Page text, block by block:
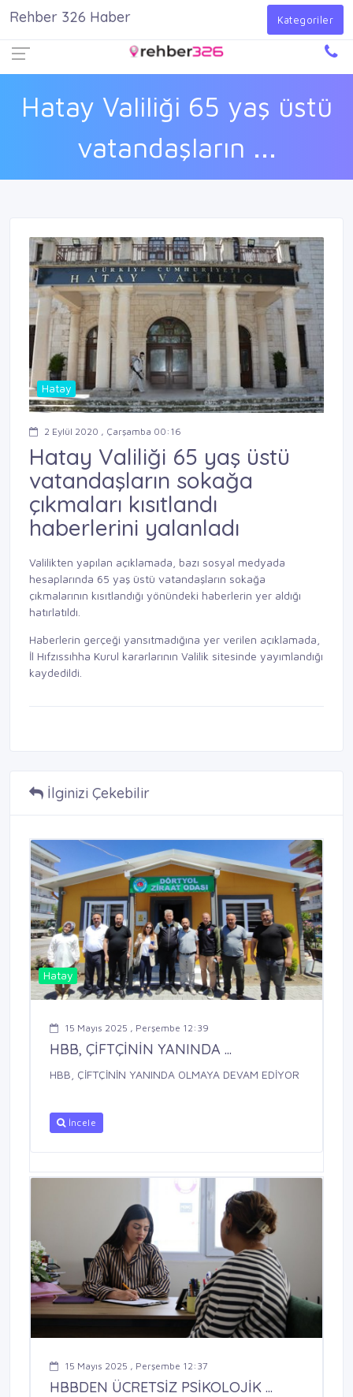
Giriş Yap
Hatay Valiliği 65 yaş üstü
vatandaşların ...
Rehber 326 Haber Kategoriler
Hatay
2 Eylül 2020 , Çarşamba 00:16
Hatay Valiliği 65 yaş üstü
vatandaşların sokağa
çıkmaları kısıtlandı
haberlerini yalanladı
Valilikten yapılan açıklamada, bazı sosyal medyada
hesaplarında 65 yaş üstü vatandaşların sokağa
çıkmalarının kısıtlandığı yönündeki haberlerin yer aldığı
hatırlatıldı.
Haberlerin gerçeği yansıtmadığına yer verilen açıklamada,
İl Hıfzıssıhha Kurul kararlarının Valilik sitesinde yayımlandığı
kaydedildi.
İlginizi Çekebilir
Hatay
15 Mayıs 2025 , Perşembe 12:39
HBB, ÇİFTÇİNİN YANINDA ...
HBB, ÇİFTÇİNİN YANINDA OLMAYA DEVAM EDİYOR
İncele
15 Mayıs 2025 , Perşembe 12:37
HBBDEN ÜCRETSİZ PSİKOLOJİK ...